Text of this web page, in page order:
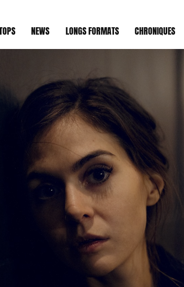
NEWS LONGS FORMATS CHRONIQUES